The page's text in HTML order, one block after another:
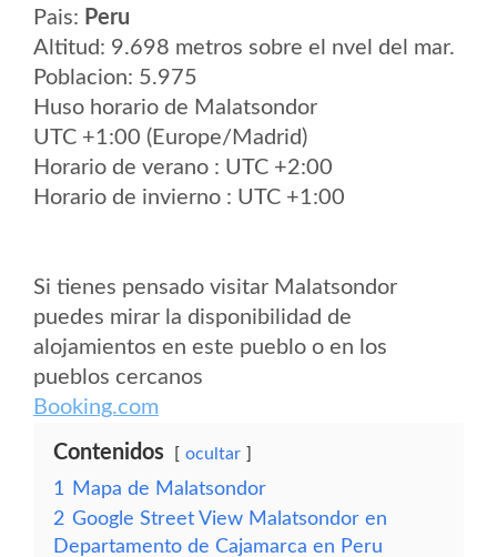
Pais: Peru
Altitud: 9.698 metros sobre el nvel del mar.
Poblacion: 5.975
Huso horario de Malatsondor
UTC +1:00 (Europe/Madrid)
Horario de verano : UTC +2:00
Horario de invierno : UTC +1:00
Si tienes pensado visitar Malatsondor
puedes mirar la disponibilidad de
alojamientos en este pueblo o en los
pueblos cercanos
Booking.com
Contenidos ocultar
1
Mapa de Malatsondor
2 Google Street View Malatsondor en
Departamento de Cajamarca en Peru